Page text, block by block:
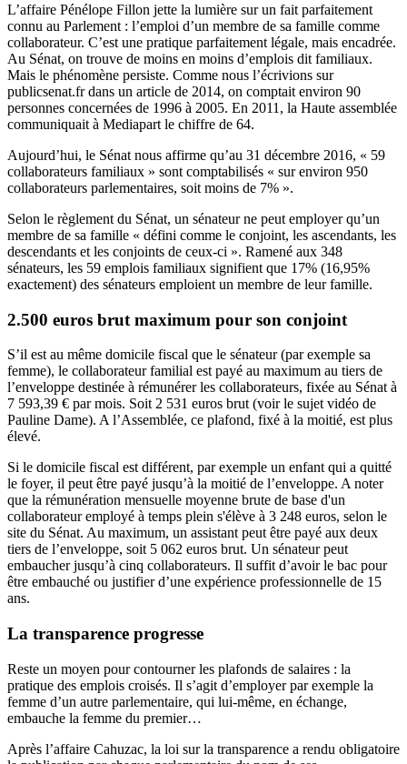
L’affaire Pénélope Fillon jette la lumière sur un fait parfaitement
connu au Parlement : l’emploi d’un membre de sa famille comme
collaborateur. C’est une pratique parfaitement légale, mais encadrée.
Au Sénat, on trouve de moins en moins d’emplois dit familiaux.
Mais le phénomène persiste. Comme nous l’écrivions sur
publicsenat.fr dans un article de 2014, on comptait environ 90
personnes concernées de 1996 à 2005. En 2011, la Haute assemblée
communiquait à Mediapart le chiffre de 64.
Aujourd’hui, le Sénat nous affirme qu’au 31 décembre 2016, « 59
collaborateurs familiaux » sont comptabilisés « sur environ 950
collaborateurs parlementaires, soit moins de 7% ».
Selon le règlement du Sénat, un sénateur ne peut employer qu’un
membre de sa famille « défini comme le conjoint, les ascendants, les
descendants et les conjoints de ceux-ci ». Ramené aux 348
sénateurs, les 59 emplois familiaux signifient que 17% (16,95%
exactement) des sénateurs emploient un membre de leur famille.
2.500 euros brut maximum pour son conjoint
S’il est au même domicile fiscal que le sénateur (par exemple sa
femme), le collaborateur familial est payé au maximum au tiers de
l’enveloppe destinée à rémunérer les collaborateurs, fixée au Sénat à
7 593,39 € par mois. Soit 2 531 euros brut (voir le sujet vidéo de
Pauline Dame). A l’Assemblée, ce plafond, fixé à la moitié, est plus
élevé.
Si le domicile fiscal est différent, par exemple un enfant qui a quitté
le foyer, il peut être payé jusqu’à la moitié de l’enveloppe. A noter
que la rémunération mensuelle moyenne brute de base d'un
collaborateur employé à temps plein s'élève à 3 248 euros, selon le
site du Sénat. Au maximum, un assistant peut être payé aux deux
tiers de l’enveloppe, soit 5 062 euros brut. Un sénateur peut
embaucher jusqu’à cinq collaborateurs. Il suffit d’avoir le bac pour
être embauché ou justifier d’une expérience professionnelle de 15
ans.
La transparence progresse
Reste un moyen pour contourner les plafonds de salaires : la
pratique des emplois croisés. Il s’agit d’employer par exemple la
femme d’un autre parlementaire, qui lui-même, en échange,
embauche la femme du premier…
Après l’affaire Cahuzac, la loi sur la transparence a rendu obligatoire